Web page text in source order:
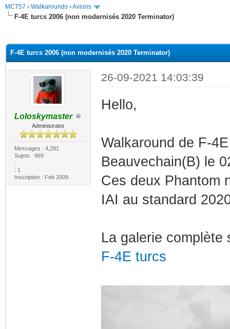
MCT57 › Walkarounds ›Avions
F-4E turcs 2006 (non modernisés 2020 Terminator)
F-4E turcs 2006 (non modernisés 2020 Terminator)
Loloskymaster
Administrator
Messages : 4,291
Sujets : 969
:
: 1
Inscription : Feb 2009
26-09-2021 14:03:39
Hello,
Walkaround de F-
Beauvechain(B) le
Ces deux Phantom
IAI au standard
La galerie complète
F-4E turcs